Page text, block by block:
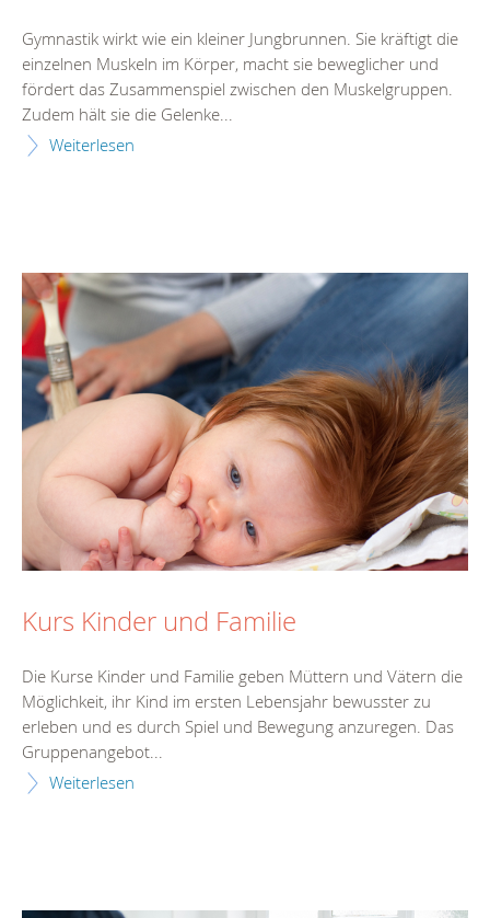
Gymnastik wirkt wie ein kleiner Jungbrunnen. Sie kräftigt die
einzelnen Muskeln im Körper, macht sie beweglicher und
fördert das Zusammenspiel zwischen den Muskelgruppen.
Zudem hält sie die Gelenke...
Weiterlesen
Kurs Kinder und Familie
Die Kurse Kinder und Familie geben Müttern und Vätern die
Möglichkeit, ihr Kind im ersten Lebensjahr bewusster zu
erleben und es durch Spiel und Bewegung anzuregen. Das
Gruppenangebot...
Weiterlesen